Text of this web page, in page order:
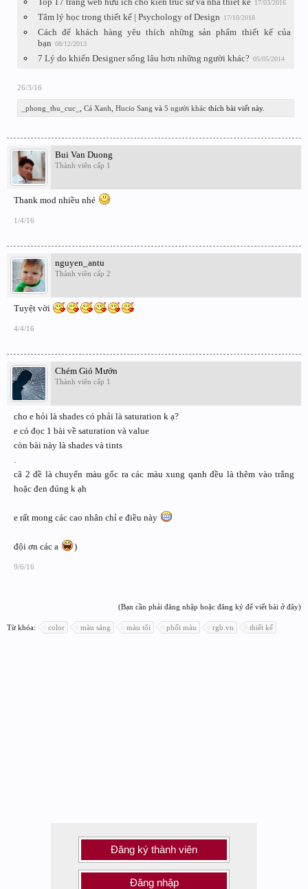
17/03/2016
Tâm lý học trong thiết kế | Psychology of Design 17/10/2018
Cách để khách hàng yêu thích những sản phẩm thiết kế của
bạn 08/12/2013
7 Lý do khiến Designer sống lâu hơn những người khác? 05/05/2014
26/3/16
_phong_thu_cuc_ Cá Xanh Hucio Sang và 5 người khác thích bài viết này.
Bui Van Duong
Thành viên cấp 1
Thank mod nhiều nhé
1/4/16
nguyen_antu
Thành viên cấp 2
Tuyệt vời
4/4/16
Chém Gió Mướn
Thành viên cấp 1
cho e hỏi là shades có phải là saturation k ạ?
e có đọc 1 bài về saturation và value
còn bài này là shades và tints
.
cã 2 đề là chuyển màu gốc ra các màu xung qanh đều là thêm vào trắng
hoặc đen đúng k ạh
e rất mong các cao nhân chỉ e điều này
đội ơn các a )
9/6/16
(Bạn cần phải đăng nhập hoặc đăng ký để viết bài ở đây)
Từ khóa: color màu sáng màu tối phối màu rgb.vn thiết kế
Đăng ký thành viên
Đăng nhập